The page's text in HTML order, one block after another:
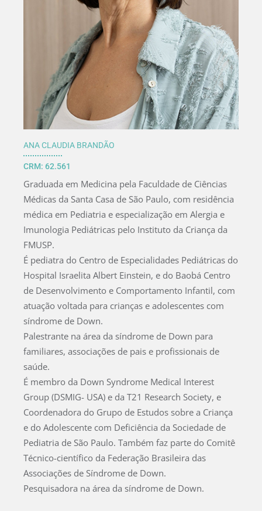
ANA CLAUDIA BRANDÃO
CRM: 62.561
Graduada em Medicina pela Faculdade de Ciências
Médicas da Santa Casa de São Paulo, com residência
médica em Pediatria e especialização em Alergia e
Imunologia Pediátricas pelo Instituto da Criança da
FMUSP.
É pediatra do Centro de Especialidades Pediátricas do
Hospital Israelita Albert Einstein, e do Baobá Centro
de Desenvolvimento e Comportamento Infantil, com
atuação voltada para crianças e adolescentes com
síndrome de Down.
Palestrante na área da síndrome de Down para
familiares, associações de pais e profissionais de
saúde.
É membro da Down Syndrome Medical Interest
Group (DSMIG- USA) e da T21 Research Society, e
Coordenadora do Grupo de Estudos sobre a Criança
e do Adolescente com Deficiência da Sociedade de
Pediatria de São Paulo. Também faz parte do Comitê
Técnico-científico da Federação Brasileira das
Associações de Síndrome de Down.
Pesquisadora na área da síndrome de Down.